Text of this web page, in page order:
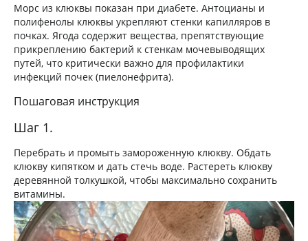
Морс из клюквы показан при диабете. Антоцианы и
полифенолы клюквы укрепляют стенки капилляров в
почках. Ягода содержит вещества, препятствующие
прикреплению бактерий к стенкам мочевыводящих
путей, что критически важно для профилактики
инфекций почек (пиелонефрита).
Пошаговая инструкция
Шаг 1.
Перебрать и промыть замороженную клюкву. Обдать
клюкву кипятком и дать стечь воде. Растереть клюкву
деревянной толкушкой, чтобы максимально сохранить
витамины.